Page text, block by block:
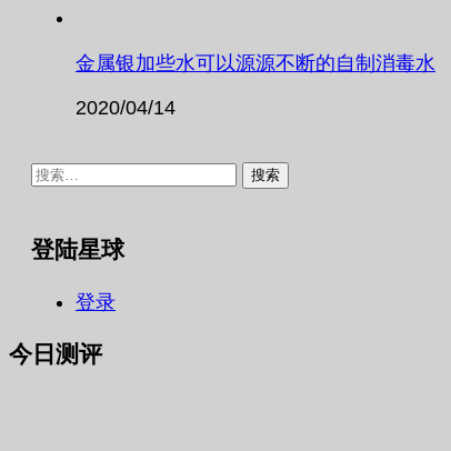
金属银加些水可以源源不断的自制消毒水
2020/04/14
搜
登陆星球
登录
今日测评